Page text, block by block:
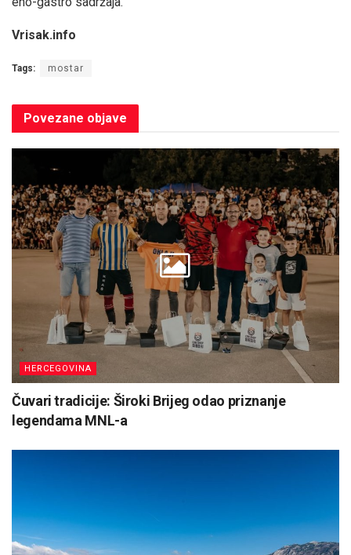
Vrisak.info
Tags: mostar
Povezane objave
HERCEGOVINA
Čuvari tradicije: Široki Brijeg odao priznanje
legendama MNL-a